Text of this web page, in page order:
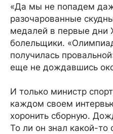
«Да мы не попадем
разочарованные
медалей в первые дни
болельщики.
получилась
еще не дождавшись
И только министр
каждом своем
хоронить сборную.
То ли он знал какой-то